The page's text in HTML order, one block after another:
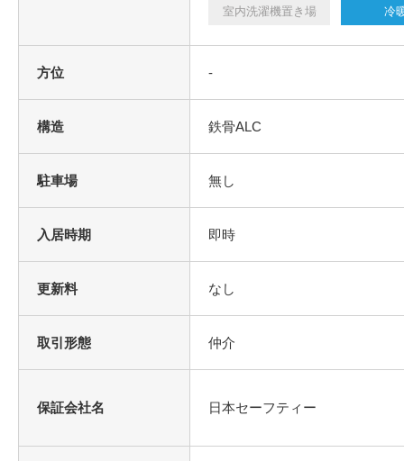
室内洗濯機置き場 冷
方位 -
構造 鉄骨ALC
駐車場 無し
入居時期 即時
更新料 なし
取引形態 仲介
保証会社名 日本セーフティー